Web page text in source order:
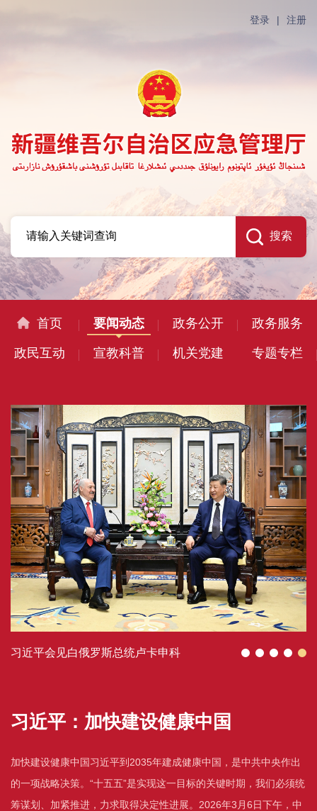
登录 | 注册
首页 要闻动态 政务公开 政务服务
政民互动 宣教科普 机关党建 专题专栏
习近平会见白俄罗斯总统卢卡申科
习近平：加快建设健康中国
加快建设健康中国习近平到2035年建成健康中国，是中共中央作出
的一项战略决策。“十五五”是实现这一目标的关键时期，我们必须统
筹谋划、加紧推进，力求取得决定性进展。2026年3月6日下午，中